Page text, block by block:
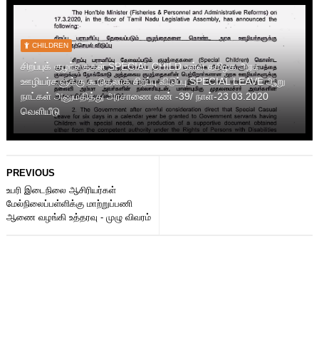
CHILDREN
சிறப்புக் குழந்தைகள் SPECIAL CHILD உள்ள தமிழக அரசு
ஊழியர்களுக்கு கூடுதலாக சிறப்பு விடுப்பு SPECIAL LEAVE ஆறு
நாட்கள் அனுமதித்து அரசாணை எண் -39/ நாள்-23.03.2020
வெளியீடு
PREVIOUS
உபரி இடைநிலை ஆசிரியர்கள்
மேல்நிலைப்பள்ளிக்கு மாற்றுப்பணி
ஆணை வழங்கி உத்தரவு - முழு விவரம்